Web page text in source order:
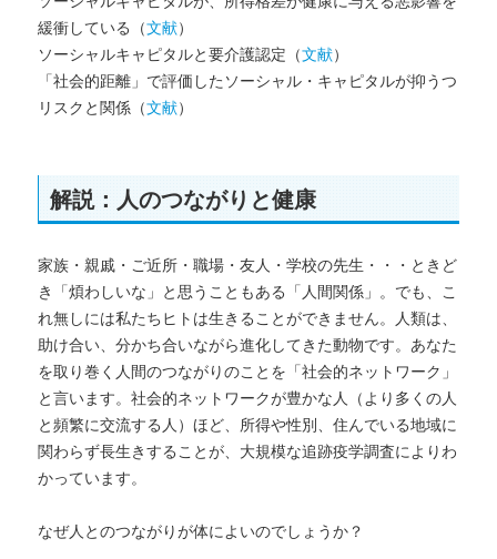
緩衝している（文献）
ソーシャルキャピタルと要介護認定（文献）
「社会的距離」で評価したソーシャル・キャピタルが抑うつ
リスクと関係（文献）
解説：人のつながりと健康
家族・親戚・ご近所・職場・友人・学校の先生・・・ときど
き「煩わしいな」と思うこともある「人間関係」。でも、こ
れ無しには私たちヒトは生きることができません。人類は、
助け合い、分かち合いながら進化してきた動物です。あなた
を取り巻く人間のつながりのことを「社会的ネットワーク」
と言います。社会的ネットワークが豊かな人（より多くの人
と頻繁に交流する人）ほど、所得や性別、住んでいる地域に
関わらず長生きすることが、大規模な追跡疫学調査によりわ
かっています。
なぜ人とのつながりが体によいのでしょうか？